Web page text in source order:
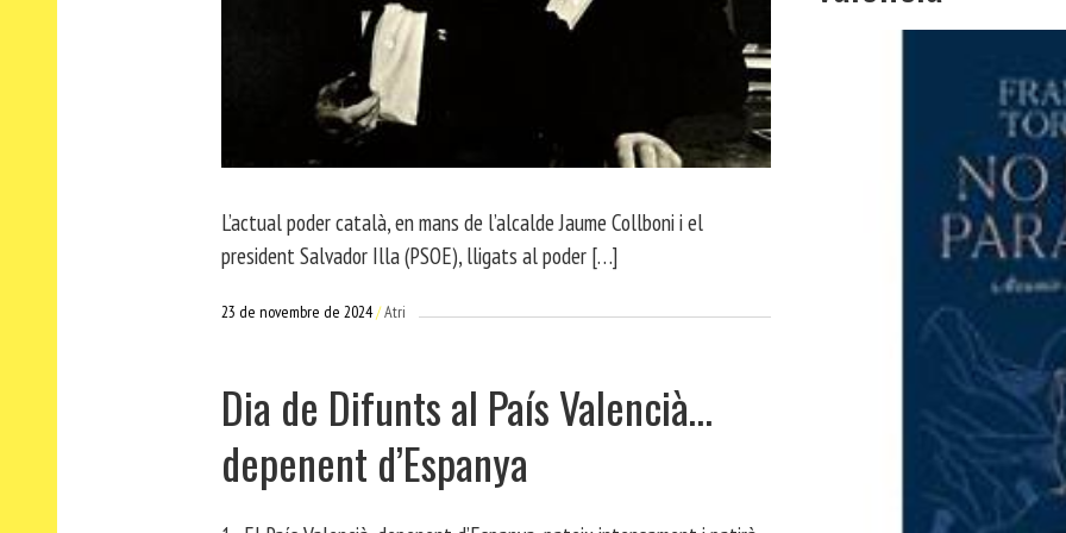
L’actual poder català, en mans de l’alcalde Jaume Collboni i el
president Salvador Illa (PSOE), lligats al poder […]
23 de novembre de 2024 Atri
Dia de Difunts al País Valencià…
depenent d’Espanya